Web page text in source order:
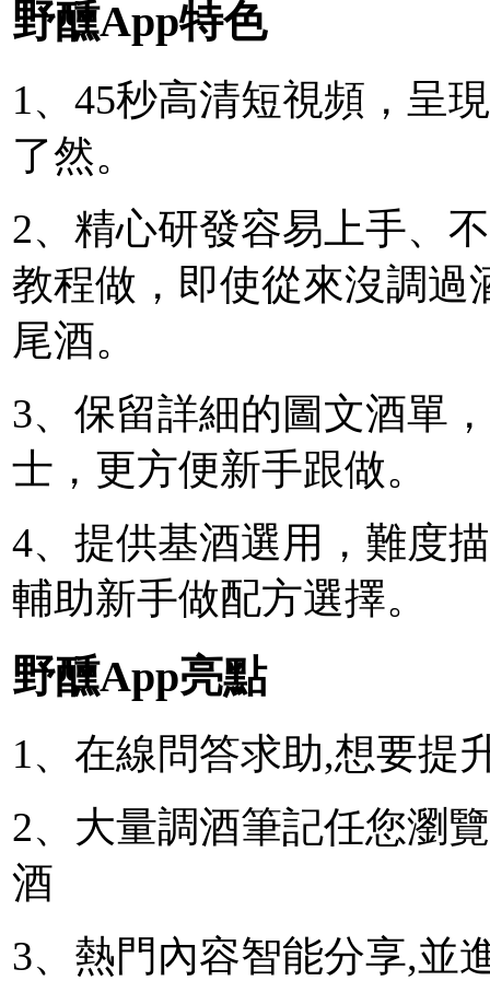
野醺App特色
1、45秒高清短視頻，呈
了然。
2、精心研發容易上手、
教程做，即使從來沒調過
尾酒。
3、保留詳細的圖文酒單
士，更方便新手跟做。
4、提供基酒選用，難度
輔助新手做配方選擇。
野醺App亮點
1、在線問答求助,想要提
2、大量調酒筆記任您瀏
酒
3、熱門內容智能分享,並